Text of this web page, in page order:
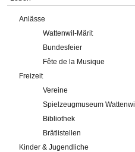
Anlässe
Wattenwil-Märit
Bundesfeier
Fête de la Musique
Freizeit
Vereine
Spielzeugmuseum Wattenwil
Bibliothek
Brätlistellen
Kinder & Jugendliche